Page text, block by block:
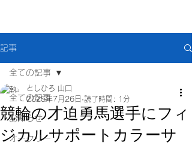
記事
全ての記事
お知らせ
オークリー
全ての記事
競輪の才迫勇馬選手にフィ
ジカルサポートカラーサ
としひろ 山口
2025年7月26日 読了時間: 1分